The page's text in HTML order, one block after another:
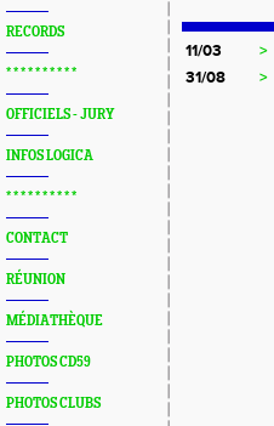
RECORDS
* * * * * * * * * *
OFFICIELS - JURY
INFOS LOGICA
* * * * * * * * * *
CONTACT
RÉUNION
MÉDIATHÈQUE
PHOTOS CD59
PHOTOS CLUBS
11/03 >
31/08
>